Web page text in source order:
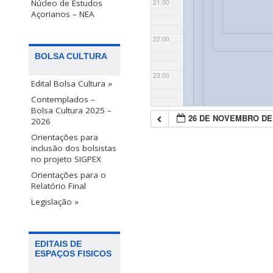
Núcleo de Estudos
Açorianos – NEA
BOLSA CULTURA
Edital Bolsa Cultura »
Contemplados –
Bolsa Cultura 2025 –
2026
Orientações para
inclusão dos bolsistas
no projeto SIGPEX
Orientações para o
Relatório Final
Legislação »
EDITAIS DE
ESPAÇOS FISICOS
21:00
22:00
23:00
26 DE NOVEMBRO